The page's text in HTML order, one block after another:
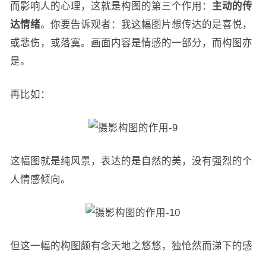
而影响人的心理，这就是构图的第三个作用： 主动的传
达情绪。你要告诉观者：我这幅图片想传达的是喜悦，
或悲伤，或落寞。画面内容是情感的一部分，而构图亦
是。
再比如：
这幅图就是纯风景，表达的是自然的美，没有强烈的个
人情感倾向。
但这一幅的构图颇有念天地之悠悠，独怆然而涕下的感